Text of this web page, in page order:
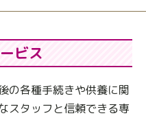
ビス
の各種手続きや供養に関
スタッフと信頼できる専